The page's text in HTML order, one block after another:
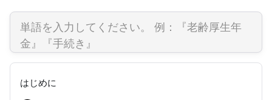
はじめに